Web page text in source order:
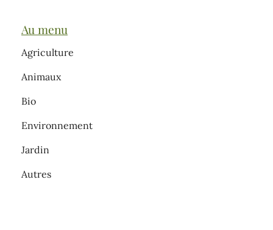
Au menu
Agriculture
Animaux
Bio
Environnement
Jardin
Autres